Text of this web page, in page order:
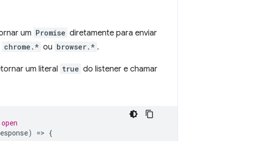
um Promise diretamente para enviar
chrome.* ou browser.* .
um literal true do listener e chamar
) => {